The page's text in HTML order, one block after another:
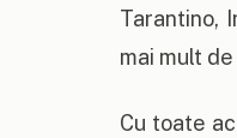
Tarantino,
mai mult de
Cu toate